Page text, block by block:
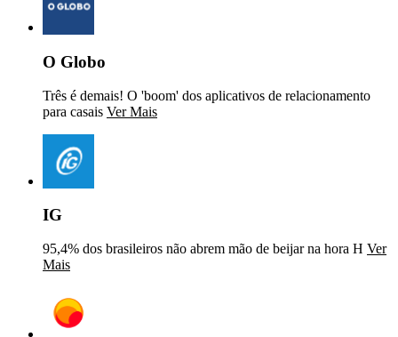
O Globo
Três é demais! O 'boom' dos aplicativos de relacionamento
para casais Ver Mais
IG
95,4% dos brasileiros não abrem mão de beijar na hora H Ver
Mais